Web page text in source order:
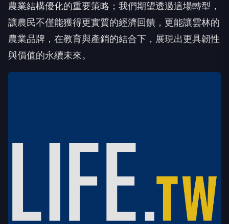
農業結構優化的重要策略；我們期望透過這場轉型，
讓農民不僅能獲得更實質的經濟回饋，更能讓雲林的
農業品牌，在教育與產銷的結合下，展現出更具韌性
與價值的永續未來。